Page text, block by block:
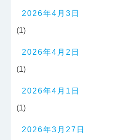
2026年4月3日
(1)
2026年4月2日
(1)
2026年4月1日
(1)
2026年3月27日